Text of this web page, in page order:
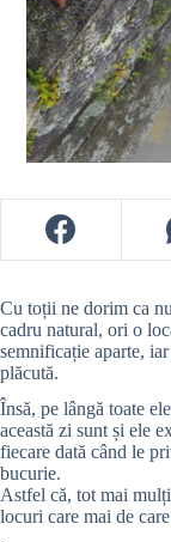
Cu toții ne dorim ca
cadru natural, ori o
semnificație aparte,
plăcută.
Însă, pe lângă toate
această zi sunt și ele
fiecare dată când le
bucurie.
Astfel că, tot mai
locuri care mai de